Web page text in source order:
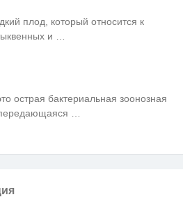
плод, который относится к
и
острая бактериальная зоонозная